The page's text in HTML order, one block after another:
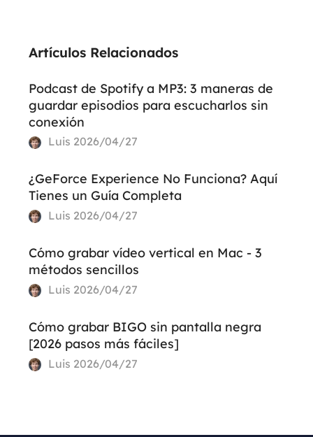
Artículos Relacionados
Podcast de Spotify a MP3: 3 maneras de
guardar episodios para escucharlos sin
conexión
Luis 2026/04/27
¿GeForce Experience No Funciona? Aquí
Tienes un Guía Completa
Luis 2026/04/27
Cómo grabar vídeo vertical en Mac - 3
métodos sencillos
Luis 2026/04/27
Cómo grabar BIGO sin pantalla negra
[2026 pasos más fáciles]
Luis 2026/04/27